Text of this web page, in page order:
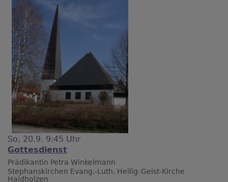
So, 20.9. 9:45 Uhr
Gottesdienst
Prädikantin Petra Winkelmann
Stephanskirchen Evang.-Luth. Heilig-Geist-Kirche
Haidholzen